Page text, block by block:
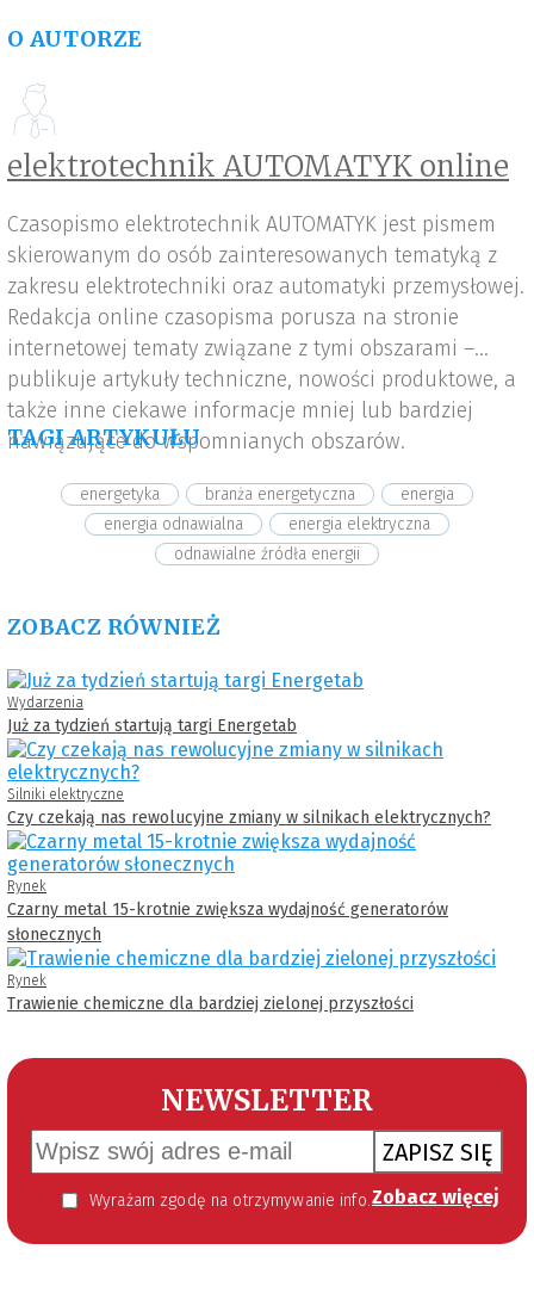
O AUTORZE
elektrotechnik AUTOMATYK online
Czasopismo elektrotechnik AUTOMATYK jest pismem
skierowanym do osób zainteresowanych tematyką z
zakresu elektrotechniki oraz automatyki przemysłowej.
Redakcja online czasopisma porusza na stronie
internetowej tematy związane z tymi obszarami –
publikuje artykuły techniczne, nowości produktowe, a
także inne ciekawe informacje mniej lub bardziej
nawiązujące do wspomnianych obszarów.
TAGI ARTYKUŁU
energetyka branża energetyczna
energia
energia odnawialna
energia elektryczna
odnawialne źródła energii
ZOBACZ RÓWNIEŻ
Wydarzenia
Już za tydzień startują targi Energetab
Silniki elektryczne
Czy czekają nas rewolucyjne zmiany w silnikach elektrycznych?
Rynek
Czarny metal 15-krotnie zwiększa wydajność generatorów
słonecznych
Rynek
Trawienie chemiczne dla bardziej zielonej przyszłości
NEWSLETTER
ZAPISZ SIĘ
Wyrażam zgodę na otrzymywanie informacji handlowej kierowanej do mnie za pomocą środków komunikacji elektronicznej w szczególności poczty elektronicznej zgodnie z przepisem art. 10 ust 2 ustawy z dnia 18 lipca 2002 roku o świadczeniu usług drogą elektroniczną (Dz. U. 144 z 2002 r. poz. 1204). Zgoda jest dobrowolna, jednak jej wyrażenie jest konieczne, aby otrzymywać newsletter. Zobacz więcej